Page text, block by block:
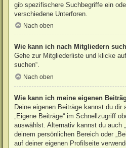
gib spezifischere Suchbegriffe ein
verschiedene Unterforen.
Nach oben
Wie kann ich nach Mitgliedern
Gehe zur Mitgliederliste und klicke
suchen“.
Nach oben
Wie kann ich meine eigenen
Deine eigenen Beiträge kannst du dir
„Eigene Beiträge“ im Schnellzugriff
auswählst. Alternativ kannst du auch
deinem persönlichen Bereich oder
auf deiner eigenen Profilseite